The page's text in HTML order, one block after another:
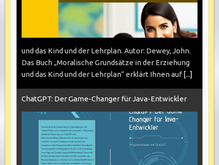
und das Kind und der Lehrplan. Autor: Dewey, John.
Das Buch „Moralische Grundsätze in der Erziehung
und das Kind und der Lehrplan“ erklärt Ihnen auf [...]
ChatGPT: Der Game-Changer für Java-Entwickler